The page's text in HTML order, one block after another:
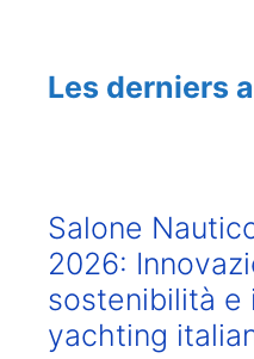
Les derniers
Salone
2026:
sostenibilità e
yachting